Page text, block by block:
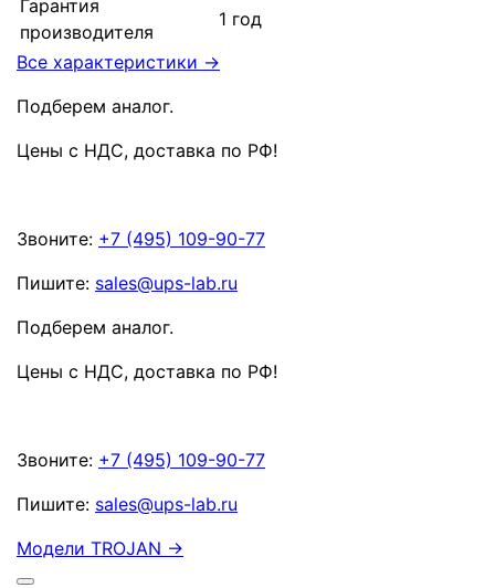
Гарантия
производителя
1 год
Все характеристики →
Подберем аналог.
Цены с НДС, доставка по РФ!
Звоните: +7 (495) 109-90-77
Пишите: sales@ups-lab.ru
Подберем аналог.
Цены с НДС, доставка по РФ!
Звоните: +7 (495) 109-90-77
Пишите: sales@ups-lab.ru
Модели TROJAN →